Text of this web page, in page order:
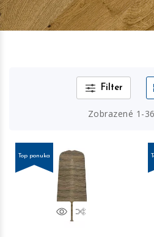
Filter
Zobrazené 1 -36
Top ponuka
NáhľadPorovnať